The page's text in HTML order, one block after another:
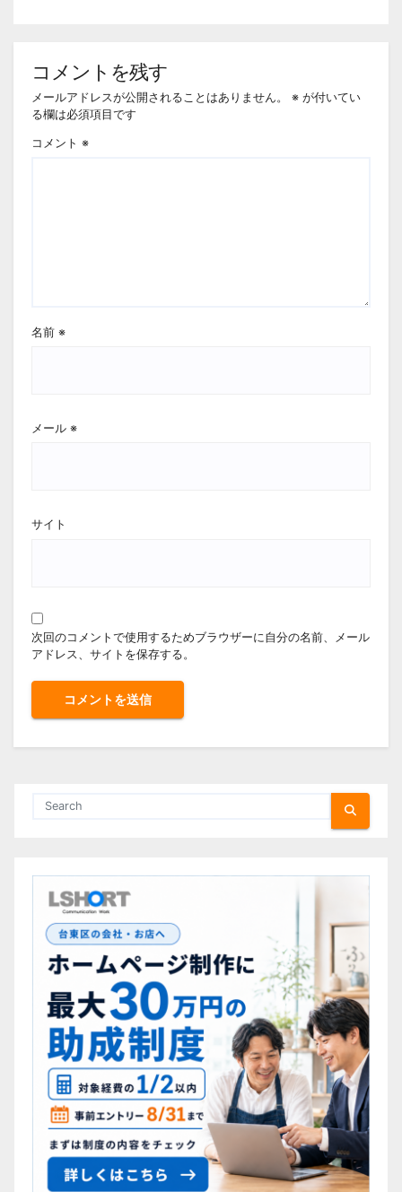
コメントを残す
メールアドレスが公開されることはありません。 ※ が付いてい
る欄は必須項目です
コメント ※
名前 ※
メール ※
サイト
次回のコメントで使用するためブラウザーに自分の名前、メール
アドレス、サイトを保存する。